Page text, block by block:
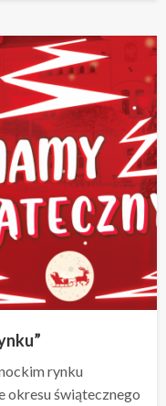
rynku
okresu świątecznego